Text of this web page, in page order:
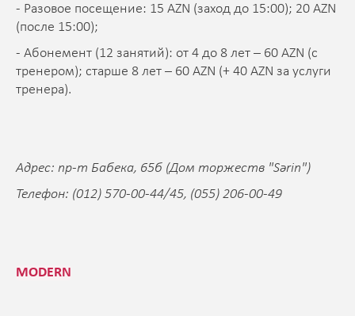
- Разовое посещение: 15 AZN (заход до 15:00); 20 AZN
(после 15:00);
- Абонемент (12 занятий): от 4 до 8 лет – 60 AZN (с
тренером); старше 8 лет – 60 AZN (+ 40 AZN за услуги
тренера).
Адрес: пр-т Бабека, 65б (Дом торжеств "Sərin")
Телефон: (012) 570-00-44/45, (055) 206-00-49
MODERN